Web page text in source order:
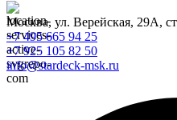
Москва, ул. Верейская, 29А,
+7 495 665 94 25
+7 925 105 82 50
info@stardeck-msk.ru